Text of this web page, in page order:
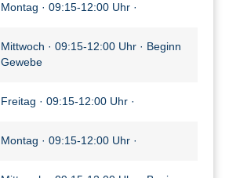
Montag · 09:15-12:00 Uhr ·
Mittwoch · 09:15-12:00 Uhr · Beginn
Gewebe
Freitag · 09:15-12:00 Uhr ·
Montag · 09:15-12:00 Uhr ·